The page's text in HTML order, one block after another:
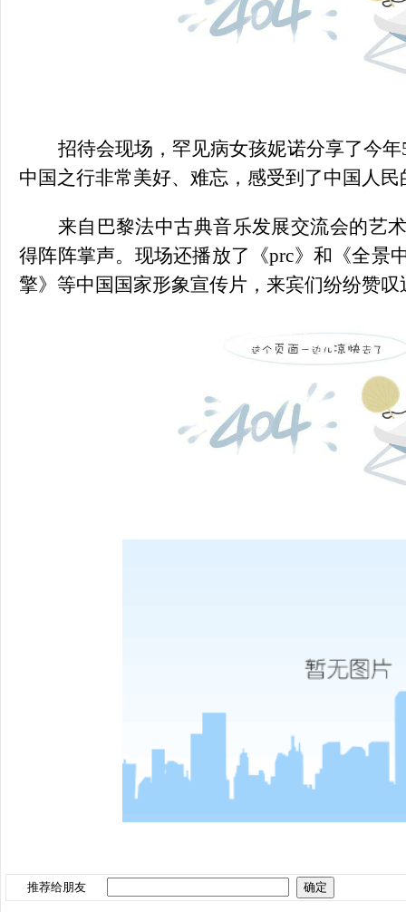
招待会现场，罕见病女孩妮诺分享了今
中国之行非常美好、难忘，感受到了中国人
来自巴黎法中古典音乐发展交流会的艺
得阵阵掌声。现场还播放了《prc》和《全
擎》等中国国家形象宣传片，来宾们纷纷赞
推荐给朋友